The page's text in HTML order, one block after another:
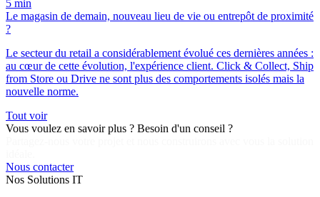
5 min
Le magasin de demain, nouveau lieu de vie ou entrepôt de proximité
?
Le secteur du retail a considérablement évolué ces dernières années :
au cœur de cette évolution, l'expérience client. Click & Collect, Ship
from Store ou Drive ne sont plus des comportements isolés mais la
nouvelle norme.
Tout voir
Vous voulez en savoir plus ? Besoin d'un conseil ?
Nous contacter
Nos Solutions IT